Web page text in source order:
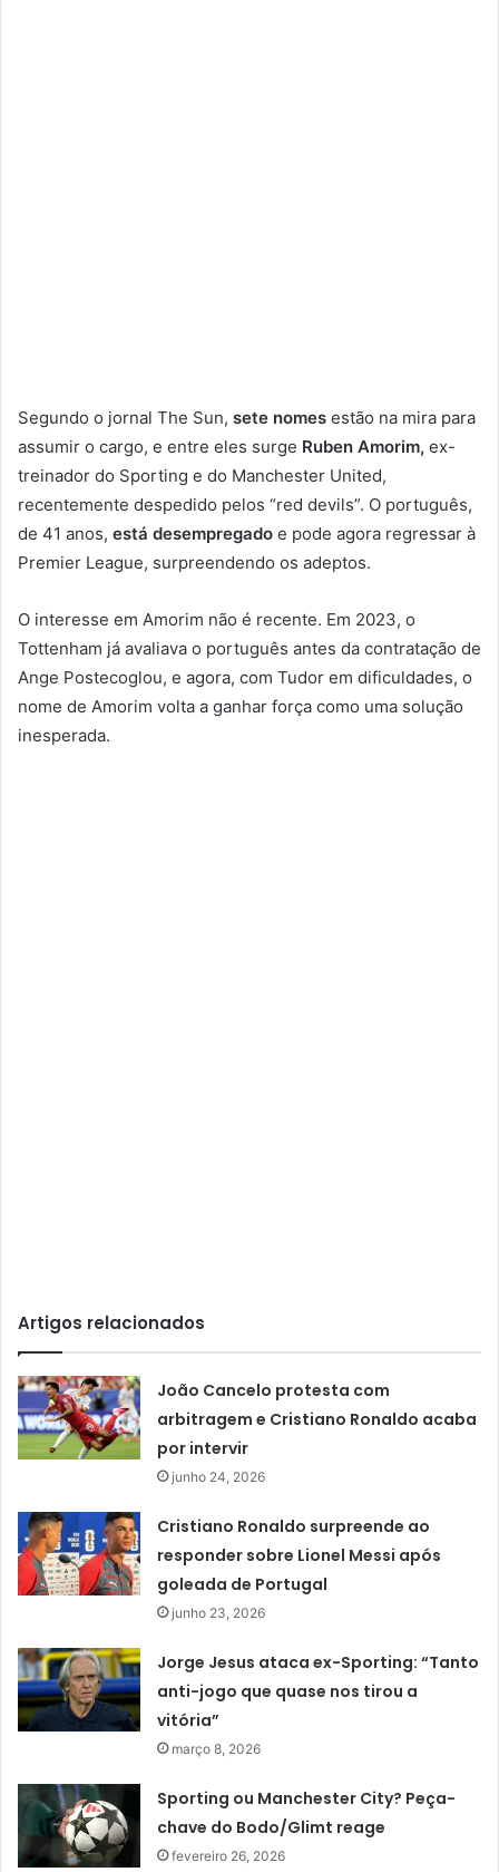
Segundo o jornal The Sun, sete nomes estão na mira para
assumir o cargo, e entre eles surge Ruben Amorim, ex-
treinador do Sporting e do Manchester United,
recentemente despedido pelos “red devils”. O português,
de 41 anos, está desempregado e pode agora regressar à
Premier League, surpreendendo os adeptos.
O interesse em Amorim não é recente. Em 2023, o
Tottenham já avaliava o português antes da contratação de
Ange Postecoglou, e agora, com Tudor em dificuldades, o
nome de Amorim volta a ganhar força como uma solução
inesperada.
Artigos relacionados
João Cancelo protesta com
arbitragem e Cristiano Ronaldo acaba
por intervir
junho 24, 2026
Cristiano Ronaldo surpreende ao
responder sobre Lionel Messi após
goleada de Portugal
junho 23, 2026
Jorge Jesus ataca ex-Sporting: “Tanto
anti-jogo que quase nos tirou a
vitória”
março 8, 2026
Sporting ou Manchester City? Peça-
chave do Bodo/Glimt reage
fevereiro 26, 2026